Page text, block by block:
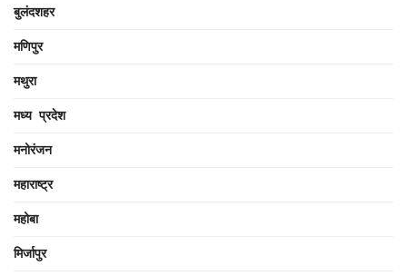
बुलंदशहर
मणिपुर
मथुरा
मध्य प्रदेश
मनोरंजन
महाराष्ट्र
महोबा
मिर्जापुर